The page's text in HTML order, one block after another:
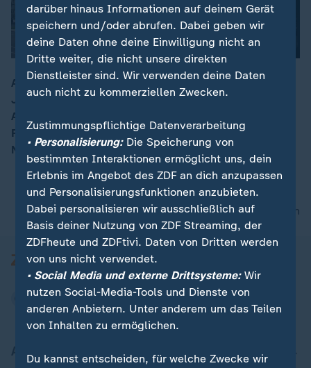
Am Montag trifft sich der SPD-Vorstand zur
Jahresklausur +++ Am Dienstag beginnt das zweite
Amtsenthebungsverfahren gegen den ehemaligen US-
Präsidenten Trump +++ Am Freitag ist das chinesische
Neujahrsfest, es beginnt das Jahr des Büffels.
nach oben
Aktuell bei ZDFheute
darüber hinaus Informationen auf deinem Gerät
speichern und/oder abrufen. Dabei geben wir
deine Daten ohne deine Einwilligung nicht an
Dritte weiter, die nicht unsere direkten
Dienstleister sind. Wir verwenden deine Daten
auch nicht zu kommerziellen Zwecken.
Zustimmungspflichtige Datenverarbeitung
• Personalisierung:Die Speicherung von
bestimmten Interaktionen ermöglicht uns, dein
Erlebnis im Angebot des ZDF an dich anzupassen
und Personalisierungsfunktionen anzubieten.
Dabei personalisieren wir ausschließlich auf
Basis deiner Nutzung von ZDF Streaming, der
ZDFheute und ZDFtivi. Daten von Dritten werden
von uns nicht verwendet.
• Social Media und externe Drittsysteme:Wir
nutzen Social-Media-Tools und Dienste von
anderen Anbietern. Unter anderem um das Teilen
von Inhalten zu ermöglichen.
Du kannst entscheiden, für welche Zwecke wir